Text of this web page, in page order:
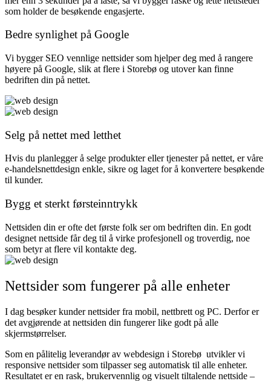
som holder de besøkende engasjerte.
Bedre synlighet på Google
Vi bygger SEO vennlige nettsider som hjelper deg med å rangere
høyere på Google, slik at flere i Storebø og utover kan finne
bedriften din på nettet.
Selg på nettet med letthet
Hvis du planlegger å selge produkter eller tjenester på nettet, er våre
e-handelsnettdesign enkle, sikre og laget for å konvertere besøkende
til kunder.
Bygg et sterkt førsteinntrykk
Nettsiden din er ofte det første folk ser om bedriften din. En godt
designet nettside får deg til å virke profesjonell og troverdig, noe
som betyr at flere vil kontakte deg.
Nettsider som fungerer på alle enheter
I dag besøker kunder nettsider fra mobil, nettbrett og PC. Derfor er
det avgjørende at nettsiden din fungerer like godt på alle
skjermstørrelser.
Som en pålitelig leverandør av webdesign i Storebø utvikler vi
responsive nettsider som tilpasser seg automatisk til alle enheter.
Resultatet er en rask, brukervennlig og visuelt tiltalende nettside –